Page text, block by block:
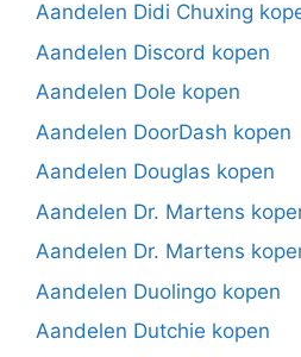
Aandelen Didi Chuxing
Aandelen Discord kopen
Aandelen Dole kopen
Aandelen DoorDash kopen
Aandelen Douglas kopen
Aandelen Dr. Martens
Aandelen Dr. Martens
Aandelen Duolingo kopen
Aandelen Dutchie kopen